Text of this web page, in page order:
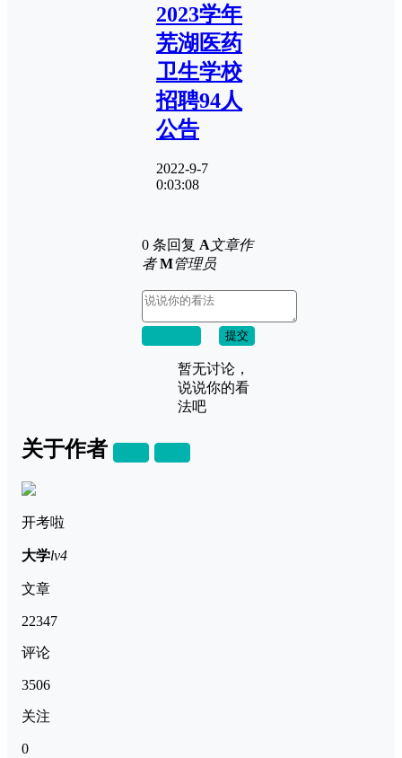
2023学年
芜湖医药
卫生学校
招聘94人
公告
2022-9-7
0:03:08
0 条回复 A文章作
者 M管理员
提交
暂无讨论，
说说你的看
法吧
关于作者
开考啦
大学lv4
文章
22347
评论
3506
关注
0